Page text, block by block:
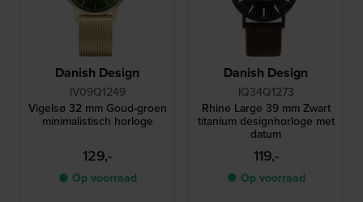
Danish Design
IV09Q1249
Vigelsø 32 mm Goud-groen
minimalistisch horloge
129,-
● Op voorraad
Danish Design
IQ34Q1273
Rhine Large 39 mm Zwart
titanium designhorloge met
datum
119,-
● Op voorraad